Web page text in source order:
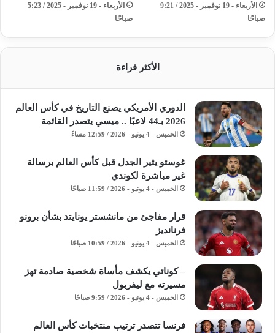
الأربعاء - 19 نوفمبر - 2025 / 9:21
صباحًا
الأربعاء - 19 نوفمبر - 2025 / 5:23
صباحًا
الأكثر قراءة
الدوري الأمريكي يصنع التاريخ في كأس العالم
2026 بـ44 لاعبًا .. ميسي يتصدر القائمة
الخميس - 4 يونيو - 2026 / 12:59 مساءً
غوستو يثير الجدل قبل كأس العالم برسالة
غير مباشرة لكوندي
الخميس - 4 يونيو - 2026 / 11:59 صباحًا
قرار مفاجئ من مانشستر يونايتد بشأن برونو
فرنانديز
الخميس - 4 يونيو - 2026 / 10:59 صباحًا
– كوناتي يكشف مأساة شخصية صادمة تهز
مسيرته مع ليفربول
الخميس - 4 يونيو - 2026 / 9:59 صباحًا
فرنسا تتصدر ترتيب منتخبات كأس العالم